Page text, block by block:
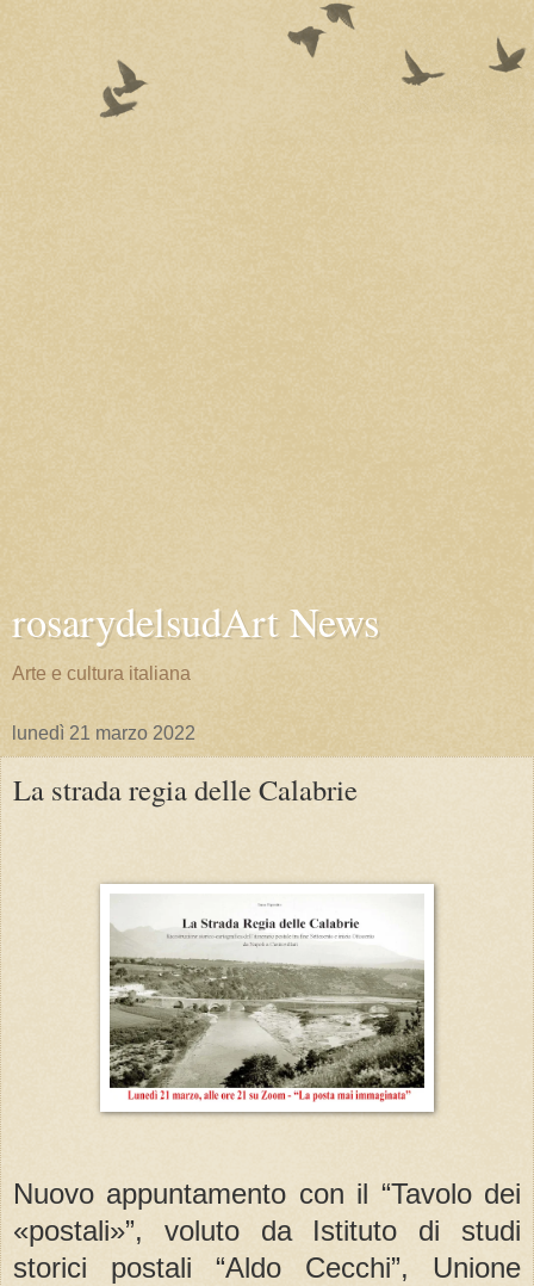
rosarydelsudArt News
Arte e cultura italiana
lunedì 21 marzo 2022
La strada regia delle Calabrie
Nuovo appuntamento con il “Tavolo dei
«postali»”, voluto da Istituto di studi
storici postali “Aldo Cecchi”, Unione